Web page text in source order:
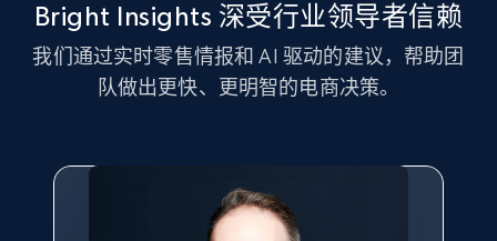
URL, Product id, Title, Seller name, Seller rating,
Seller reviews, Breadcrumbs, Root category, and
Bright Insights 深受行业领导者信赖
我们通过实时零售情报和 AI 驱动的建议，帮助团
队做出更快、更明智的电商决策。